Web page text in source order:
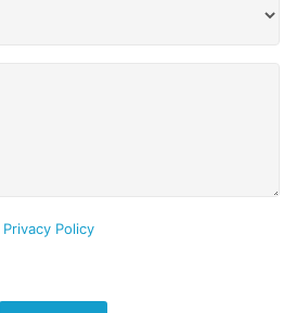
Privacy Policy